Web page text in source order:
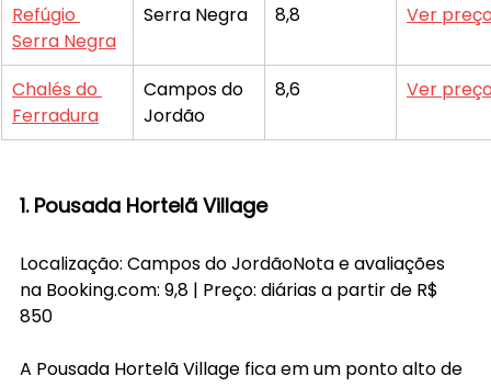
Refúgio
Serra Negra
Serra Negra 8,8 Ver
Chalés do
Ferradura
Campos do
Jordão
8,6 Ver
1. Pousada Hortelã Village
Localização: Campos do JordãoNota e avaliações
na Booking.com: 9,8 | Preço: diárias a partir de R$
850
A Pousada Hortelã Village fica em um ponto alto de